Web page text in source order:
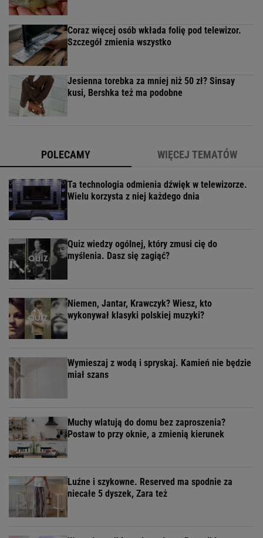
Coraz więcej osób wkłada folię pod telewizor.
Szczegół zmienia wszystko
Jesienna torebka za mniej niż 50 zł? Sinsay
kusi, Bershka też ma podobne
POLECAMY WIĘCEJ TEMATÓW
Ta technologia odmienia dźwięk w telewizorze.
Wielu korzysta z niej każdego dnia
Quiz wiedzy ogólnej, który zmusi cię do
myślenia. Dasz się zagiąć?
Niemen, Jantar, Krawczyk? Wiesz, kto
wykonywał klasyki polskiej muzyki?
Wymieszaj z wodą i spryskaj. Kamień nie będzie
miał szans
Muchy wlatują do domu bez zaproszenia?
Postaw to przy oknie, a zmienią kierunek
Luźne i szykowne. Reserved ma spodnie za
niecałe 5 dyszek, Zara też